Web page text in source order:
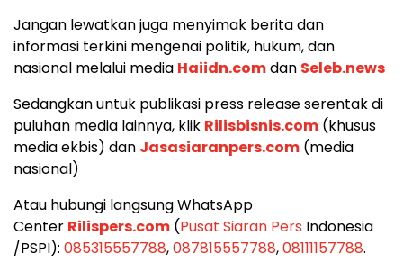
Jangan lewatkan juga menyimak berita dan
informasi terkini mengenai politik, hukum, dan
nasional melalui media Haiidn.comdan Seleb.news
Sedangkan untuk publikasi press release serentak di
puluhan media lainnya, klik Rilisbisnis.com (khusus
media ekbis) dan Jasasiaranpers.com (media
nasional)
Atau hubungi langsung WhatsApp
Center Rilispers.com (Pusat Siaran Pers Indonesia
/PSPI): 085315557788,087815557788,08111157788.